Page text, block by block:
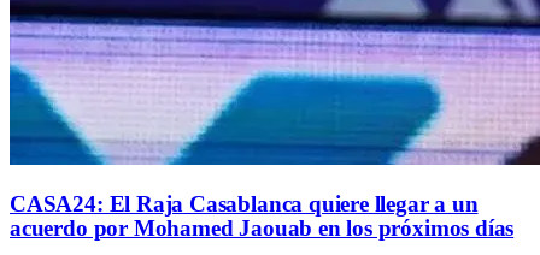
CASA24: El Raja Casablanca quiere llegar a un
acuerdo por Mohamed Jaouab en los próximos días